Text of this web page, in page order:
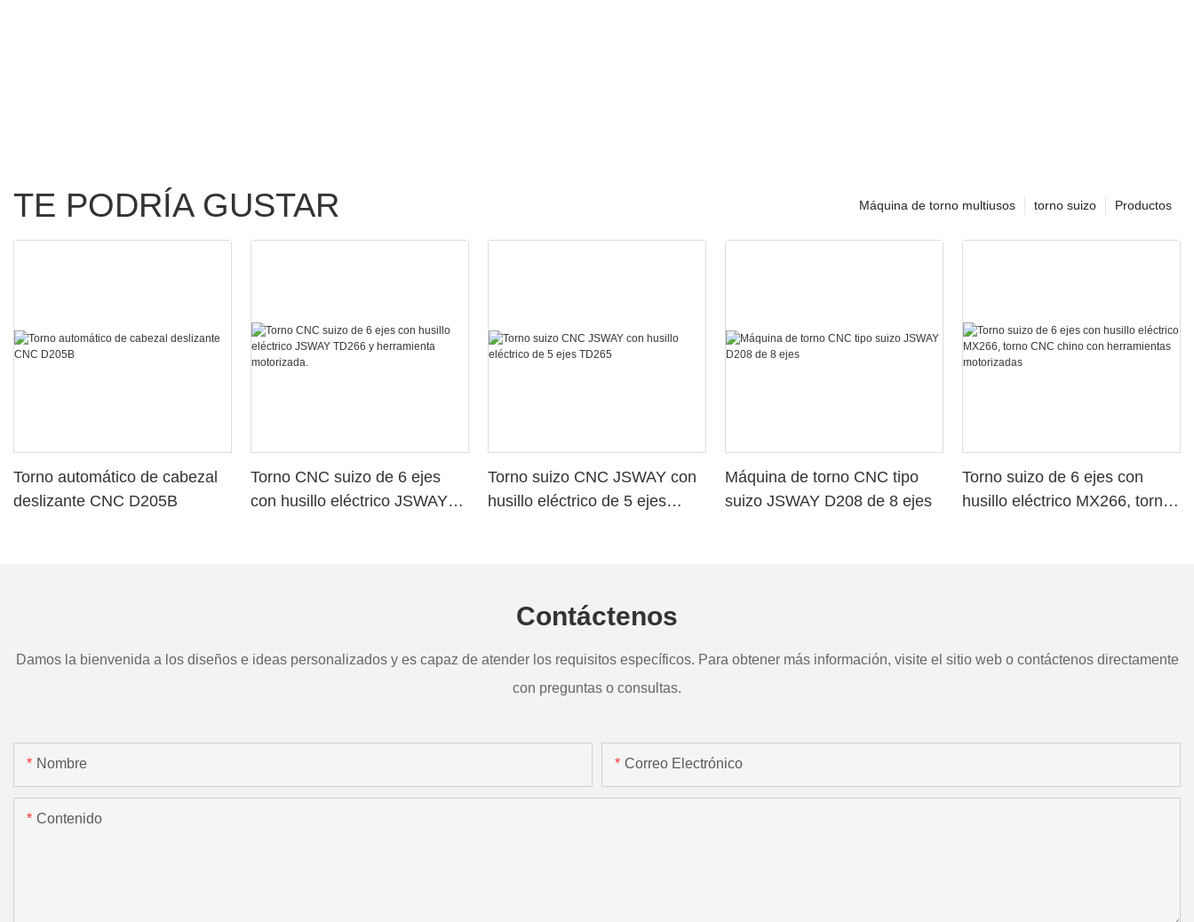
TE PODRÍA GUSTAR Productos
torno suizo
Máquina de torno multiusos
Torno automático de cabezal
deslizante CNC D205B
Torno CNC suizo de 6 ejes
con husillo eléctrico JSWAY
Torno suizo CNC JSWAY con
husillo eléctrico de 5 ejes
Máquina de torno CNC tipo
suizo JSWAY D208 de 8 ejes
Torno suizo de 6 ejes con
husillo eléctrico MX266, torno
Contáctenos
Damos la bienvenida a los diseños e ideas personalizados y es capaz de atender los requisitos específicos. Para obtener más información, visite el sitio web o contáctenos directamente
con preguntas o consultas.
Nombre Correo Electrónico
Contenido